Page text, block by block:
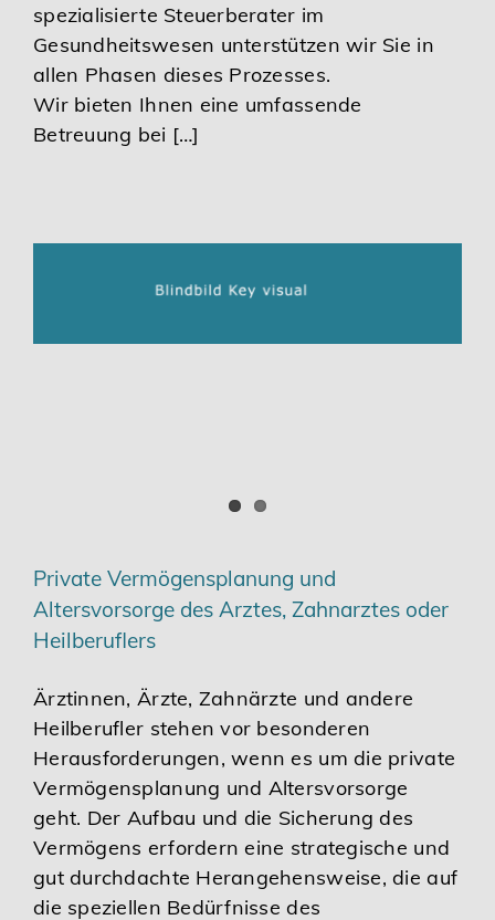
spezialisierte Steuerberater im
Gesundheitswesen unterstützen wir Sie in
allen Phasen dieses Prozesses.
Wir bieten Ihnen eine umfassende
Betreuung bei […]
Private Vermögensplanung und
Altersvorsorge des Arztes, Zahnarztes oder
Heilberuflers
Ärztinnen, Ärzte, Zahnärzte und andere
Heilberufler stehen vor besonderen
Herausforderungen, wenn es um die private
Vermögensplanung und Altersvorsorge
geht. Der Aufbau und die Sicherung des
Vermögens erfordern eine strategische und
gut durchdachte Herangehensweise, die auf
die speziellen Bedürfnisse des